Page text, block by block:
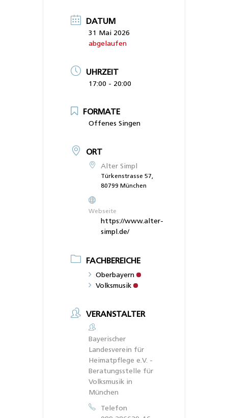
DATUM
31 Mai 2026
abgelaufen
UHRZEIT
17:00 - 20:00
FORMATE
Offenes Singen
ORT
Alter Simpl
Türkenstrasse 57,
80799 München
Webseite
https://www.alter-
simpl.de/
FACHBEREICHE
Oberbayern
Volksmusik
VERANSTALTER
Bayerischer
Landesverein für
Heimatpflege e.V. -
Beratungsstelle für
Volksmusik in
München
Telefon